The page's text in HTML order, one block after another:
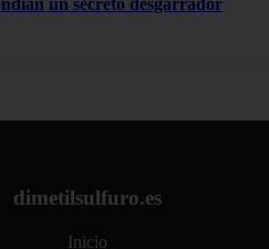
un secreto desgarrador
dimetilsulfuro.es
Inicio